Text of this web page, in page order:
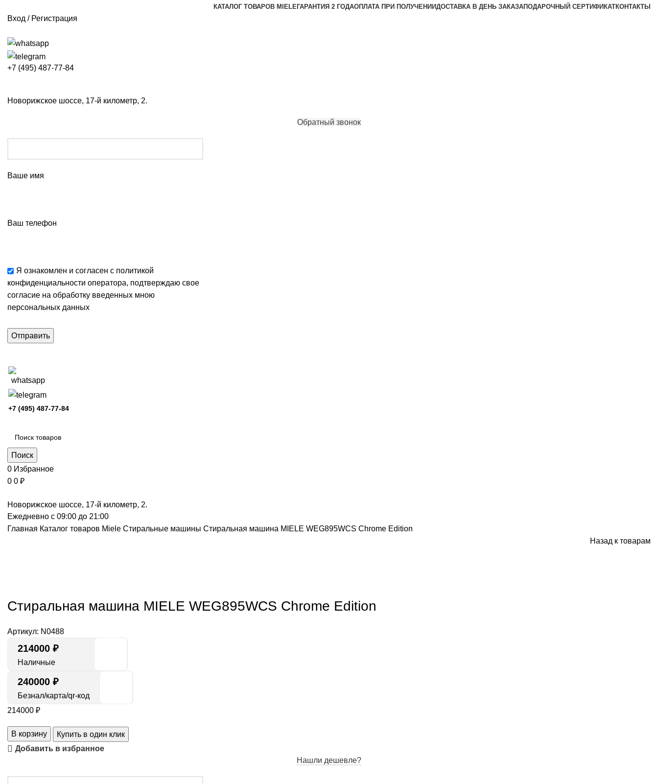
КАТАЛОГ ТОВАРОВ MIELEГАРАНТИЯ 2 ГОДАОПЛАТА ПРИ ПОЛУЧЕНИИДОСТАВКА В ДЕНЬ ЗАКАЗАПОДАРОЧНЫЙ СЕРТИФИКАТКОНТАКТЫ
Вход / Регистрация
+7 (495) 487-77-84
Новорижское шоссе, 17-й километр, 2.
Обратный звонок
Ваше имя
Ваш телефон
Я ознакомлен и согласен с политикой
конфиденциальности оператора, подтверждаю свое
согласие на обработку введенных мною
персональных данных
+7 (495) 487-77-84
Поиск
0 Избранное
0 0 ₽
Новорижское шоссе, 17-й километр, 2.
Ежедневно с 09:00 до 21:00
Главная Каталог товаров Miele Стиральные машины Стиральная машина MIELE WEG895WCS Chrome Edition
Назад к товарам
Стиральная машина MIELE WEG895WCS Chrome Edition
Артикул: N0488
214000 ₽
Наличные
240000 ₽
Безнал/карта/qr-код
214000 ₽
В корзину
Купить в один клик
Добавить в избранное
Нашли дешевле?